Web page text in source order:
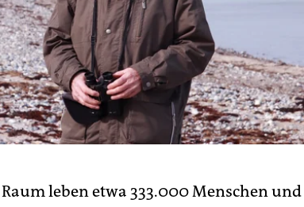
leben etwa 333.000 Menschen